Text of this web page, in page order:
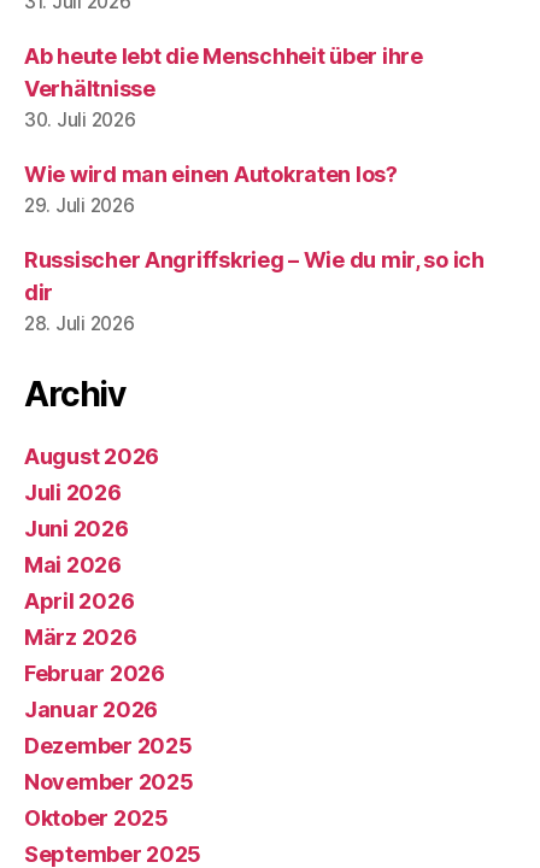
Ab heute lebt die Menschheit über ihre
Verhältnisse
30. Juli 2026
Wie wird man einen Autokraten los?
29. Juli 2026
Russischer Angriffskrieg – Wie du mir, so ich
dir
28. Juli 2026
Archiv
August 2026
Juli 2026
Juni 2026
Mai 2026
April 2026
März 2026
Februar 2026
Januar 2026
Dezember 2025
November 2025
Oktober 2025
September 2025